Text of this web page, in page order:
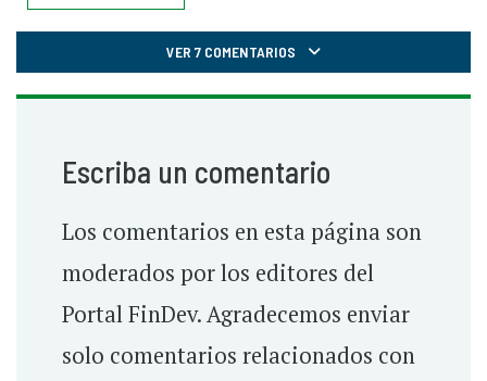
VER 7 COMENTARIOS
Escriba un comentario
Los comentarios en esta página son
moderados por los editores del
Portal FinDev. Agradecemos enviar
solo comentarios relacionados con